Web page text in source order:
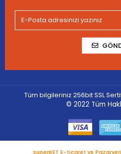
Tüm bilgileriniz 256bit SSL
© 2022 Tüm
superKET E-ticaret ve